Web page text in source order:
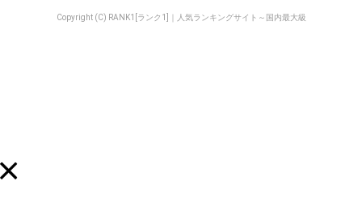
Copyright (C) RANK1[ランク1]｜人気ランキングサイト～国内最大級